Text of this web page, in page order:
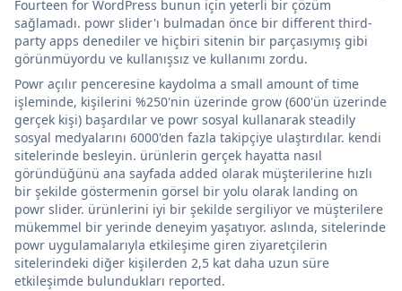
Fourteen for WordPress bunun için yeterli bir çözüm
sağlamadı. powr slider'ı bulmadan önce bir different third-
party apps denediler ve hiçbiri sitenin bir parçasıymış gibi
görünmüyordu ve kullanışsız ve kullanımı zordu.
Powr açılır penceresine kaydolma a small amount of time
işleminde, kişilerini %250'nin üzerinde grow (600'ün üzerinde
gerçek kişi) başardılar ve powr sosyal kullanarak steadily
sosyal medyalarını 6000'den fazla takipçiye ulaştırdılar. kendi
sitelerinde besleyin. ürünlerin gerçek hayatta nasıl
göründüğünü ana sayfada added olarak müşterilerine hızlı
bir şekilde göstermenin görsel bir yolu olarak landing on
powr slider. ürünlerini iyi bir şekilde sergiliyor ve müşterilere
mükemmel bir yerinde deneyim yaşatıyor. aslında, sitelerinde
powr uygulamalarıyla etkileşime giren ziyaretçilerin
sitelerindeki diğer kişilerden 2,5 kat daha uzun süre
etkileşimde bulundukları reported.